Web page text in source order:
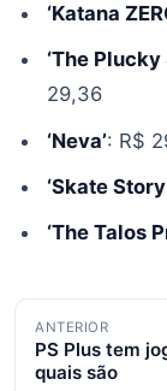
‘Katana
‘The
29,36
‘Neva’: R$
‘Skate
‘The Talos
Navegação
de
ANTERIOR
PS Plus tem
quais são